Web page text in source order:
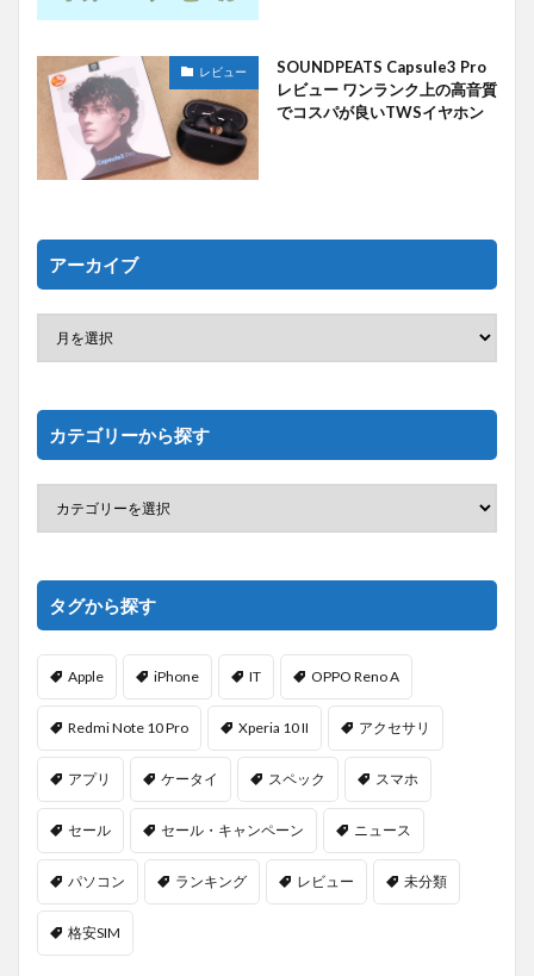
レビュー
SOUNDPEATS Capsule3 Pro
レビュー ワンランク上の高音質
でコスパが良いTWSイヤホン
アーカイブ
カテゴリーから探す
タグから探す
Apple iPhone IT OPPO Reno A
Redmi Note 10 Pro Xperia 10 II アクセサリ
アプリ ケータイ スペック スマホ
セール セール・キャンペーン ニュース
パソコン ランキング レビュー 未分類
格安SIM